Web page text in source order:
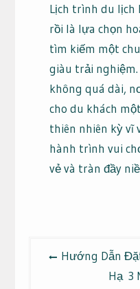
Lịch trình du lịch
rồi là lựa chọn
tìm kiếm một
giàu trải
không quá dài,
cho du khách
thiên nhiên kỳ vĩ
hành trình vui
vẻ và tràn đầy
Hướng Dẫn
Hạ 3